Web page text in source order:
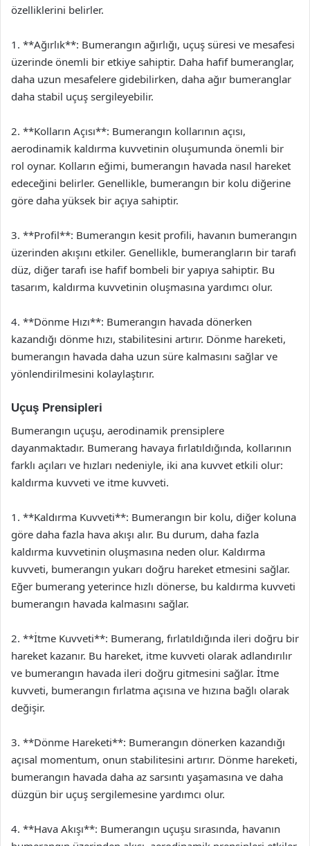
özelliklerini belirler.
1. **Ağırlık**: Bumerangın ağırlığı, uçuş süresi ve mesafesi
üzerinde önemli bir etkiye sahiptir. Daha hafif bumeranglar,
daha uzun mesafelere gidebilirken, daha ağır bumeranglar
daha stabil uçuş sergileyebilir.
2. **Kolların Açısı**: Bumerangın kollarının açısı,
aerodinamik kaldırma kuvvetinin oluşumunda önemli bir
rol oynar. Kolların eğimi, bumerangın havada nasıl hareket
edeceğini belirler. Genellikle, bumerangın bir kolu diğerine
göre daha yüksek bir açıya sahiptir.
3. **Profil**: Bumerangın kesit profili, havanın bumerangın
üzerinden akışını etkiler. Genellikle, bumerangların bir tarafı
düz, diğer tarafı ise hafif bombeli bir yapıya sahiptir. Bu
tasarım, kaldırma kuvvetinin oluşmasına yardımcı olur.
4. **Dönme Hızı**: Bumerangın havada dönerken
kazandığı dönme hızı, stabilitesini artırır. Dönme hareketi,
bumerangın havada daha uzun süre kalmasını sağlar ve
yönlendirilmesini kolaylaştırır.
Uçuş Prensipleri
Bumerangın uçuşu, aerodinamik prensiplere
dayanmaktadır. Bumerang havaya fırlatıldığında, kollarının
farklı açıları ve hızları nedeniyle, iki ana kuvvet etkili olur:
kaldırma kuvveti ve itme kuvveti.
1. **Kaldırma Kuvveti**: Bumerangın bir kolu, diğer koluna
göre daha fazla hava akışı alır. Bu durum, daha fazla
kaldırma kuvvetinin oluşmasına neden olur. Kaldırma
kuvveti, bumerangın yukarı doğru hareket etmesini sağlar.
Eğer bumerang yeterince hızlı dönerse, bu kaldırma kuvveti
bumerangın havada kalmasını sağlar.
2. **İtme Kuvveti**: Bumerang, fırlatıldığında ileri doğru bir
hareket kazanır. Bu hareket, itme kuvveti olarak adlandırılır
ve bumerangın havada ileri doğru gitmesini sağlar. İtme
kuvveti, bumerangın fırlatma açısına ve hızına bağlı olarak
değişir.
3. **Dönme Hareketi**: Bumerangın dönerken kazandığı
açısal momentum, onun stabilitesini artırır. Dönme hareketi,
bumerangın havada daha az sarsıntı yaşamasına ve daha
düzgün bir uçuş sergilemesine yardımcı olur.
4. **Hava Akışı**: Bumerangın uçuşu sırasında, havanın